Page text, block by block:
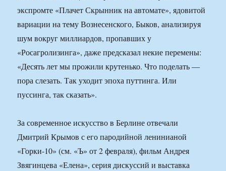
экспромте «Плачет Скрынник на автомате», ядовитой
вариации на тему Вознесенского, Быков, анализируя
шум вокруг миллиардов, пропавших у
«Росагролизинга», даже предсказал некие перемены:
«Десять лет мы прожили крутенько. Что поделать —
пора слезать. Так уходит эпоха путтинга. Или
пуссинга, так сказать».
За современное искусство в Берлине отвечали
Дмитрий Крымов с его пародийной ленинианой
«Горки-10» (см. «Ъ» от 2 февраля), фильм Андрея
Звягинцева «Елена», серия дискуссий и выставка